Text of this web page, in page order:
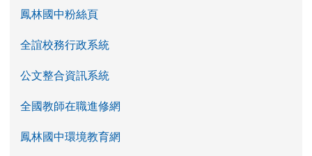
鳳林國中粉絲頁
全誼校務行政系統
公文整合資訊系統
全國教師在職進修網
鳳林國中環境教育網